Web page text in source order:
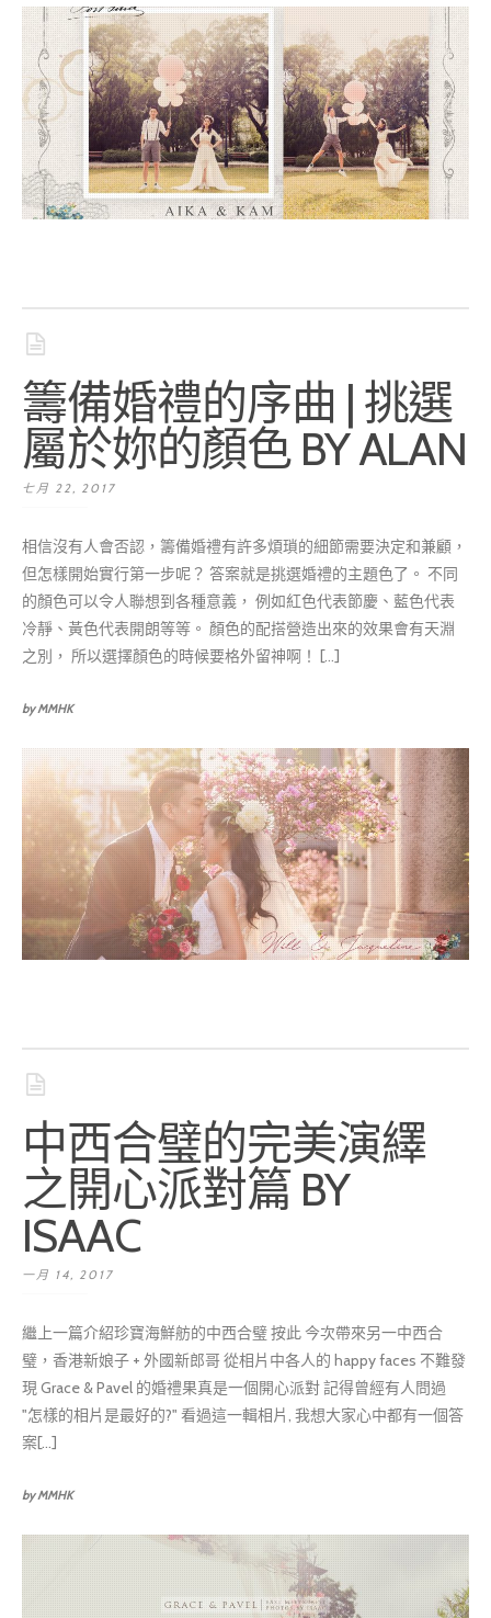
籌備婚禮的序曲 | 挑選
屬於妳的顏色 BY ALAN
七月 22, 2017
相信沒有人會否認，籌備婚禮有許多煩瑣的細節需要決定和兼顧，
但怎樣開始實行第一步呢？ 答案就是挑選婚禮的主題色了。 不同
的顏色可以令人聯想到各種意義， 例如紅色代表節慶、藍色代表
冷靜、黃色代表開朗等等。 顏色的配搭營造出來的效果會有天淵
之別， 所以選擇顏色的時候要格外留神啊！ [...]
by MMHK
中西合璧的完美演繹
之開心派對篇 BY
ISAAC
一月 14, 2017
繼上一篇介紹珍寶海鮮舫的中西合璧 按此 今次帶來另一中西合
璧，香港新娘子 + 外國新郎哥 從相片中各人的 happy faces 不難發
現 Grace & Pavel 的婚禮果真是一個開心派對 記得曾經有人問過
"怎樣的相片是最好的?" 看過這一輯相片, 我想大家心中都有一個答
案[...]
by MMHK